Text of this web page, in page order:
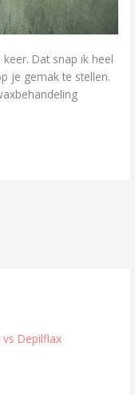
Dat snap ik heel
je gemak te stellen.
Depilflax